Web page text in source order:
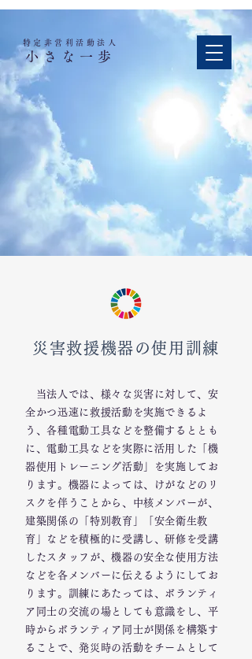
特定非営利活動法人​
小さな一歩
災害救援機器の使用訓練
当法人では、様々な災害に対して、安
全かつ迅速に救援活動を実施できるよ
う、各種電動工具などを整備するととも
に、電動工具などを実際に活用した「機
器使用トレーニング活動」を実施してお
ります。機器によっては、けがなどのリ
スクを伴うことから、中核メンバーが、
建築関係の「特別教育」「安全衛生教
育」などを積極的に受講し、研修を受講
したスタッフが、機器の安全な使用方法
などを各メンバーに伝えるようにしてお
ります。訓練にあたっては、ボランティ
ア同士の交流の場としても意識をし、平
時からボランティア同士が関係を構築す
ることで、発災時の活動をチームとして